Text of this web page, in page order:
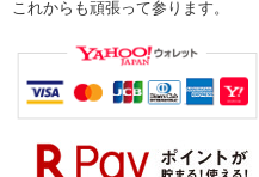
これからも頑張って参ります。